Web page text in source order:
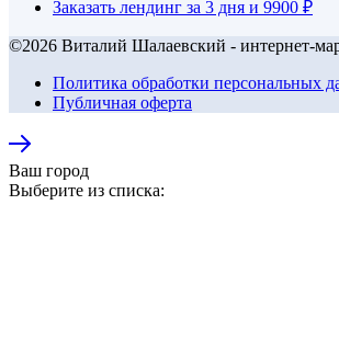
Заказать лендинг за 3 дня и 9900 ₽
©2026 Виталий Шалаевский - интернет-
Политика обработки персональных
Публичная оферта
Ваш город
Выберите из списка: